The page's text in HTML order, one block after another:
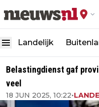
Landelijk
Belastingdienst gaf
veel
18 JUN 2025, 10:22•